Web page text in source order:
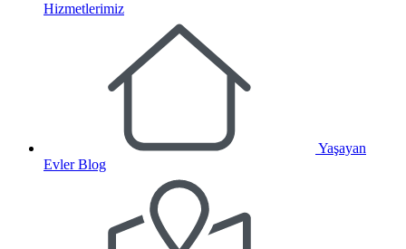
Hizmetlerimiz
Yaşayan
Evler Blog